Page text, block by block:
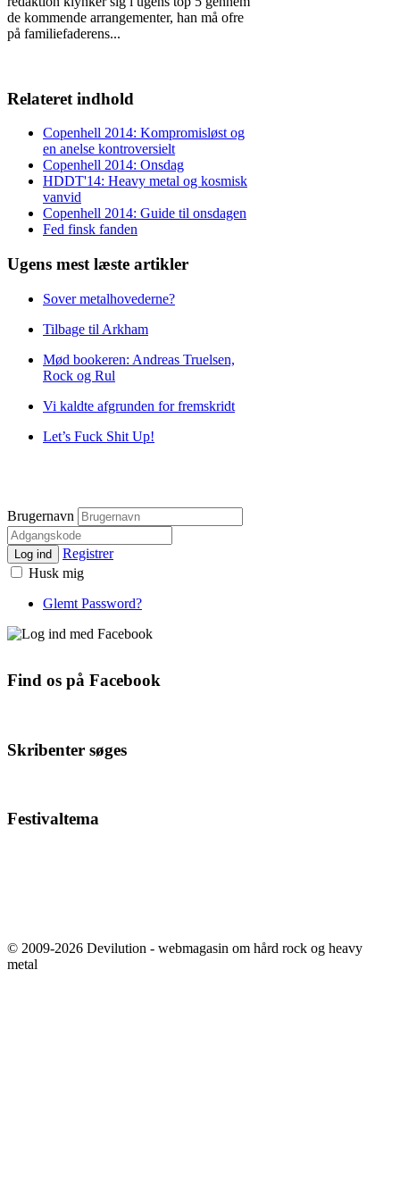
de kommende arrangementer, han må ofre
på familiefaderens...
Relateret indhold
Copenhell 2014: Kompromisløst og
en anelse kontroversielt
Copenhell 2014: Onsdag
HDDT'14: Heavy metal og kosmisk
vanvid
Copenhell 2014: Guide til onsdagen
Fed finsk fanden
Ugens mest læste artikler
Sover metalhovederne?
Tilbage til Arkham
Mød bookeren: Andreas Truelsen,
Rock og Rul
Vi kaldte afgrunden for fremskridt
Let’s Fuck Shit Up!
Brugernavn
Log ind
Registrer
Husk mig
Glemt Password?
Find os på Facebook
Skribenter søges
Festivaltema
© 2009-2026 Devilution - webmagasin om hård rock og heavy
metal